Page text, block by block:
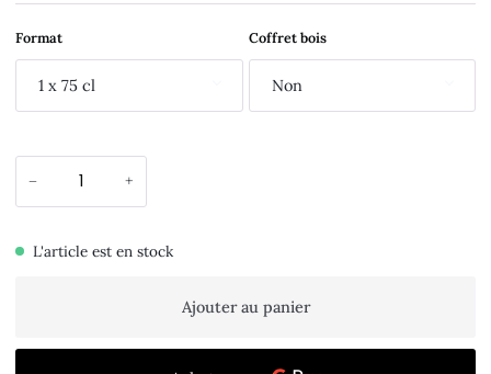
Format
1 x 75 cl
Coffret bois
Non
− +
L'article est en stock
Ajouter au panier